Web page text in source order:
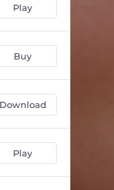
Play
Buy
Download
Play